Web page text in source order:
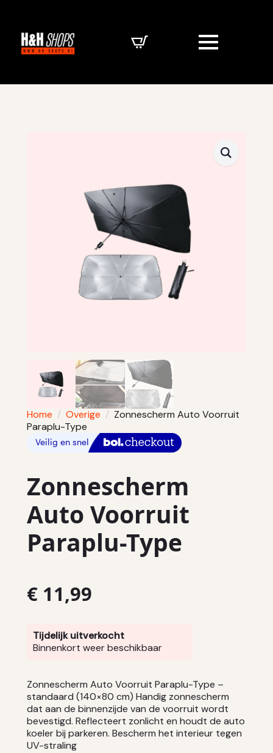
Home Overige
Zonnescherm Auto Voorruit
Paraplu-Type
Zonnescherm
Auto Voorruit
Paraplu-Type
€ 11,99
Tijdelijk uitverkocht
Binnenkort weer beschikbaar
Zonnescherm Auto Voorruit Paraplu-Type –
standaard (140×80 cm) Handig zonnescherm
dat aan de binnenzijde van de voorruit wordt
bevestigd. Reflecteert zonlicht en houdt de auto
koeler bij parkeren. Bescherm het interieur tegen
UV-straling